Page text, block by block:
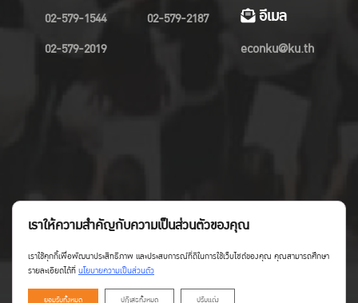
02-579-1544
02-579-2019
02-579-2187
อีเมล
econku@ku.th
เราให้ความสำคัญกับความเป็นส่วนตัวของคุณ
เราใช้คุกกี้เพื่อพัฒนาประสิทธิภาพ และประสบการณ์ที่ดีในการใช้เว็บไซต์ของคุณ คุณสามารถศึกษา
รายละเอียดได้ที่นโยบายความเป็นส่วนตัว
ยอมรับทั้งหมด ปฏิเสธทั้งหมด ปรับแต่ง